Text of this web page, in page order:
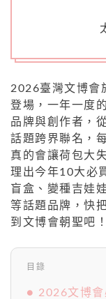
2026臺灣文博會
登場，一年一度
品牌與創作者，
話題跨界聯名，
真的會讓荷包大
理出今年10大必
盲盒、變種吉娃
等話題品牌，快
到文博會朝聖吧！
目錄
● 2026文博會